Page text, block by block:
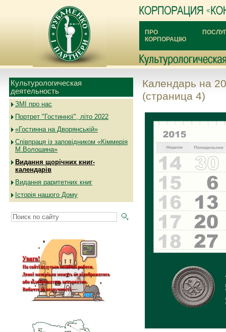
ПРО
КОРПОРАЦІЮ
Культурологическая
деятельность
ЗМІ про нас
Портрет "Гостинної", літо 2022
«Гостинна на Дворянській»
Співпраця із заповідником «Кіммерія
М.Волошина»
Видання щорічних книг-
календарів
Видання раритетних книг
Історія нашого Дому
Календарь на
(страница 4)